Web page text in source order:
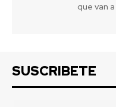
que van
SUSCRIBETE